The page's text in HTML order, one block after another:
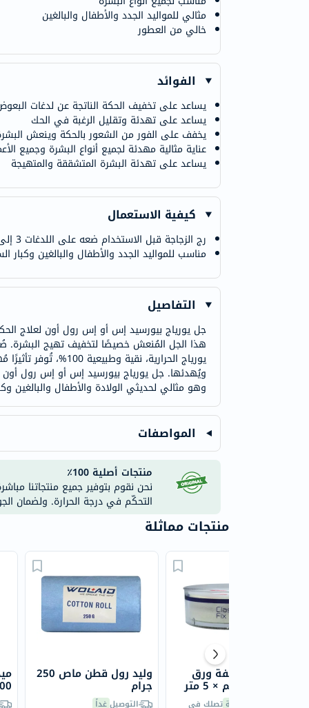
مثالي للمواليد الجدد والأطفال والبالغين
خالي من العطور
الفوائد
يساعد على تخفيف الحكة الناتجة عن لدغات
يساعد على تهدئة وتقليل الرغبة في الحك
يخفف على الفور من الشعور بالحكة وينعش
عناية مثالية مهدئة لجميع أنواع البشرة وجميع
يساعد على تهدئة البشرة المتشققة والمتهيجة
كيفية الاستعمال
رج الزجاجة قبل الاستخدام ضعه على اللدغات 3 إلى 4 مرات يوميًا
مناسب للمواليد الجدد والأطفال والبالغين وكبار
التفاصيل
جل يورياج بيورسيد إس أو إس رول أون لعلاج
يورياج الحرارية،
ويُهدئها. جل يورياج بيورسيد إس أو إس رول أون
وهو مثالي لحديثي الولادة والأطفال والبالغين
المواصفات
منتجات أصلية 100٪
نحن نقوم بتوفير جميع منتجاتنا
التحكّم في درجة الحرارة. ولضمان
منتجات مماثلة
100
وليد رول قطن ماص 250
جرام
التوصيلغداً
بيك كلاسيك لفة ورق
تصلك في